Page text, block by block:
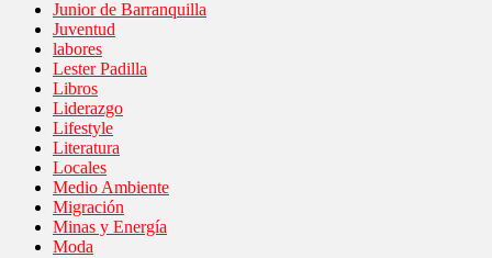
Junior de Barranquilla
Juventud
labores
Lester Padilla
Libros
Liderazgo
Lifestyle
Literatura
Locales
Medio Ambiente
Migración
Minas y Energía
Moda